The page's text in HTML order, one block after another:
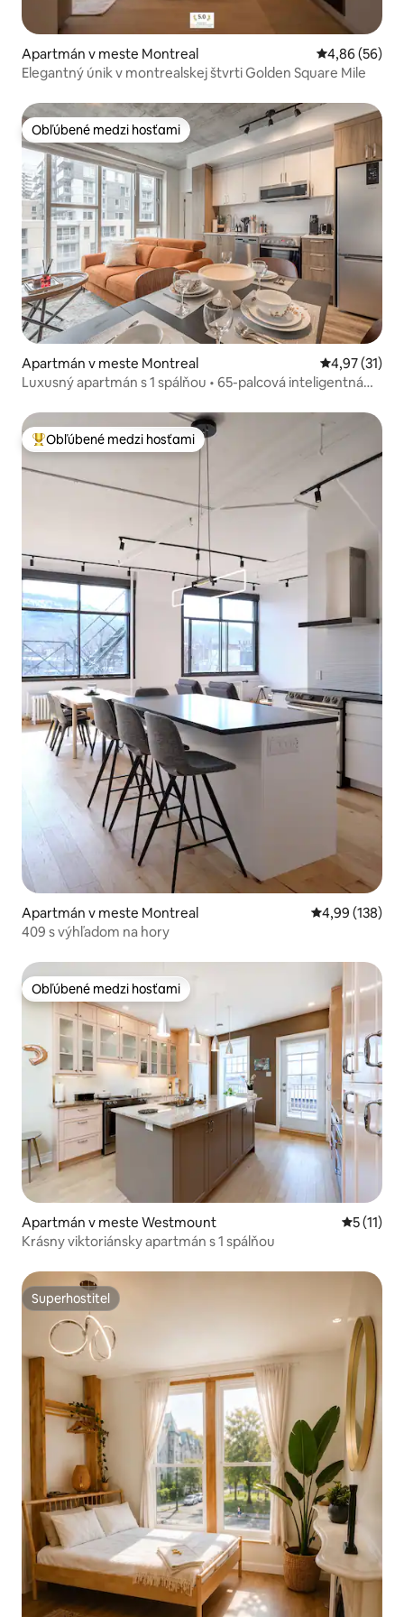
Apartmán v meste Montreal Priemerné
4,86 (56)
Elegantný únik v montrealskej štvrti Golden Square Mile
Obľúbené medzi hosťami
Obľúbené medzi hosťami
Apartmán v meste Montreal Priemerné
4,97 (31)
Luxusný apartmán s 1 spálňou • 65-palcová inteligentná
Najobľúbenejšie medzi hosťami
Obľúbené medzi hosťami
Apartmán v meste Montreal Priemerné
4,99 (138)
409 s výhľadom na hory
Obľúbené medzi hosťami
Obľúbené medzi hosťami
Apartmán v meste Westmount
5 (11)
Krásny viktoriánsky apartmán s 1 spálňou
Superhostiteľ
Superhostiteľ